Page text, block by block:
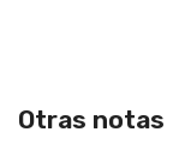
Otras notas